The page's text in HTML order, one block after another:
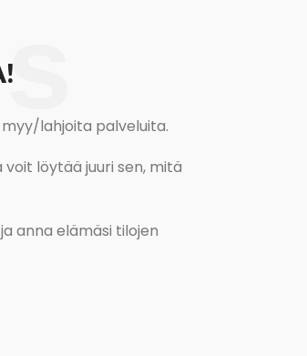
lahjoita palveluita.
löytää juuri sen, mitä
anna elämäsi tilojen